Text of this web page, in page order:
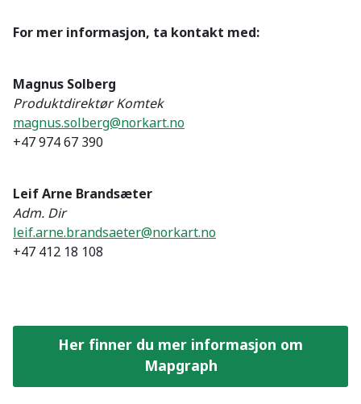
For mer informasjon, ta kontakt med:
Magnus Solberg
Produktdirektør Komtek
magnus.solberg@norkart.no
+47 974 67 390
Leif Arne Brandsæter
Adm. Dir
leif.arne.brandsaeter@norkart.no
+47 412 18 108
Her finner du mer informasjon om
Mapgraph